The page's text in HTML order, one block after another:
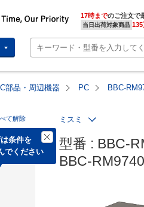
17時までのご注文で
当日出荷対象商品
部品・周辺機器 PC BBC-
て解除
条件を
でください
ミスミ
型番 : BBC-
BBC-